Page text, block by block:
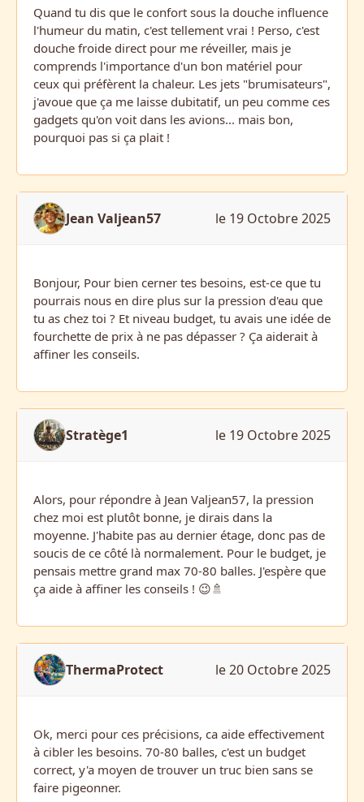
Quand tu dis que le confort sous la douche influence
l'humeur du matin, c'est tellement vrai ! Perso, c'est
douche froide direct pour me réveiller, mais je
comprends l'importance d'un bon matériel pour
ceux qui préfèrent la chaleur. Les jets "brumisateurs",
j'avoue que ça me laisse dubitatif, un peu comme ces
gadgets qu'on voit dans les avions... mais bon,
pourquoi pas si ça plait !
Jean Valjean57 le 19 Octobre 2025
Bonjour, Pour bien cerner tes besoins, est-ce que tu
pourrais nous en dire plus sur la pression d'eau que
tu as chez toi ? Et niveau budget, tu avais une idée de
fourchette de prix à ne pas dépasser ? Ça aiderait à
affiner les conseils.
Stratège1 le 19 Octobre 2025
Alors, pour répondre à Jean Valjean57, la pression
chez moi est plutôt bonne, je dirais dans la
moyenne. J'habite pas au dernier étage, donc pas de
soucis de ce côté là normalement. Pour le budget, je
pensais mettre grand max 70-80 balles. J'espère que
ça aide à affiner les conseils ! 😉🚿
ThermaProtect le 20 Octobre 2025
Ok, merci pour ces précisions, ca aide effectivement
à cibler les besoins. 70-80 balles, c'est un budget
correct, y'a moyen de trouver un truc bien sans se
faire pigeonner.